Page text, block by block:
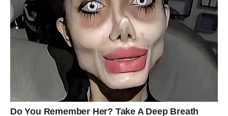
Sve što su osećale duboko u sebi — sada postaje
stvarnost.